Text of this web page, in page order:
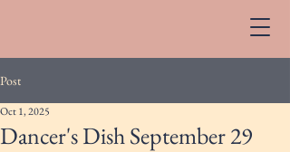
Post
Dancer's Dish September 29
Oct 1, 2025